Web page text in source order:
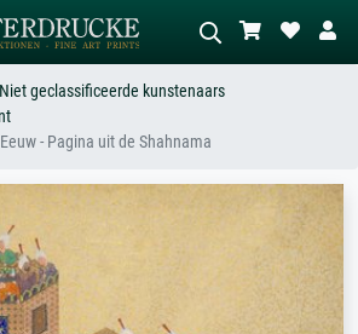
AI-beeldzoeker
weide, abstract met veel rood, donker
olieverfschilderij, staand naakt naast
een boom.
Niet geclassificeerde kunstenaars
- Pagina uit de Shahnama